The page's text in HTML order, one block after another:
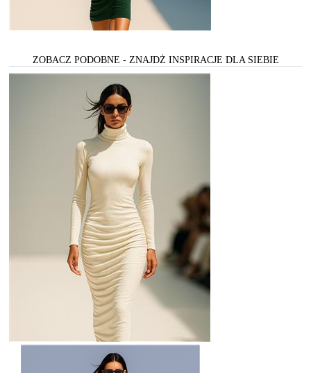
ZOBACZ PODOBNE - ZNAJDŻ INSPIRACJE DLA SIEBIE